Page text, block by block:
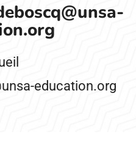
education.org